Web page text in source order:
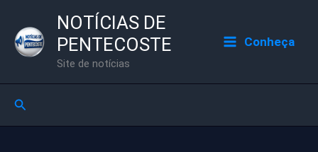
para
NOTÍCIAS DE
PENTECOSTE
Site de notícias
Conheça
Pesquisar